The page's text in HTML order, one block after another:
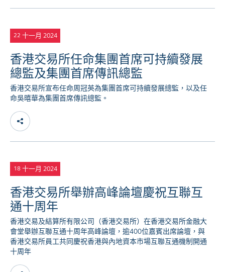
22 十一月 2024
香港交易所任命集團首席可持續發展
總監及集團首席傳訊總監
香港交易所宣布任命周冠英為集團首席可持續發展總監，以及任
命吳暿華為集團首席傳訊總監。
18 十一月 2024
香港交易所舉辦高峰論壇慶祝互聯互
通十周年
香港交易及結算所有限公司（香港交易所）在香港交易所金融大
會堂舉辦互聯互通十周年高峰論壇，逾400位嘉賓出席論壇，與
香港交易所員工共同慶祝香港與內地資本市場互聯互通機制開通
十周年